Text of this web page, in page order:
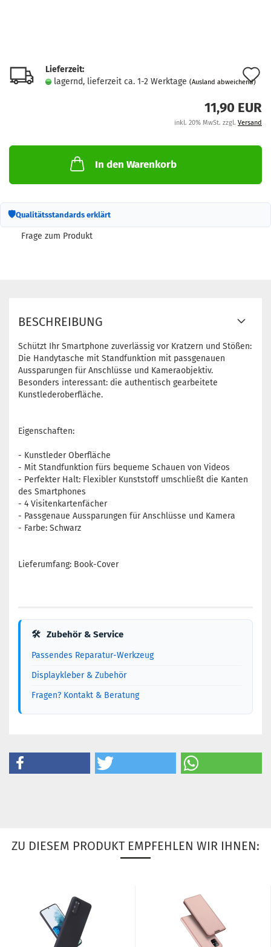
Lieferzeit:
lagernd, lieferzeit ca. 1-2 Werktage (Ausland abweichend)
11,90 EUR
inkl. 20% MwSt. zzgl. Versand
In den Warenkorb
🛡Qualitätsstandards erklärt
Frage zum Produkt
BESCHREIBUNG
Schützt Ihr Smartphone zuverlässig vor Kratzern und Stößen:
Die Handytasche mit Standfunktion mit passgenauen
Aussparungen für Anschlüsse und Kameraobjektiv.
Besonders interessant: die authentisch gearbeitete
Kunstlederoberfläche.
Eigenschaften:
- Kunstleder Oberfläche
- Mit Standfunktion fürs bequeme Schauen von Videos
- Perfekter Halt: Flexibler Kunststoff umschließt die Kanten
des Smartphones
- 4 Visitenkartenfächer
- Passgenaue Aussparungen für Anschlüsse und Kamera
- Farbe: Schwarz
Lieferumfang: Book-Cover
🛠 Zubehör & Service
Passendes Reparatur-Werkzeug
Displaykleber & Zubehör
Fragen? Kontakt & Beratung
ZU DIESEM PRODUKT EMPFEHLEN WIR IHNEN: